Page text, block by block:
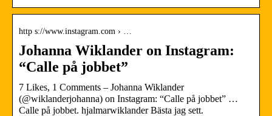
http s://www.instagram.com › …
Johanna Wiklander on Instagram:
“Calle på jobbet”
7 Likes, 1 Comments – Johanna Wiklander
(@wiklanderjohanna) on Instagram: “Calle på jobbet” …
Calle på jobbet. hjalmarwiklander Bästa jag sett.